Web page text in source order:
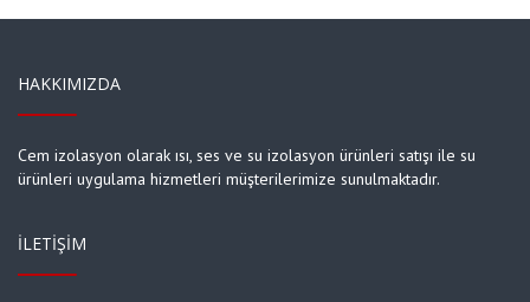
HAKKIMIZDA
Cem izolasyon olarak ısı, ses ve su izolasyon ürünleri satışı ile su
ürünleri uygulama hizmetleri müşterilerimize sunulmaktadır.
İLETIŞIM